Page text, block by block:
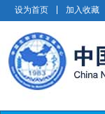
设为首页 加入收藏